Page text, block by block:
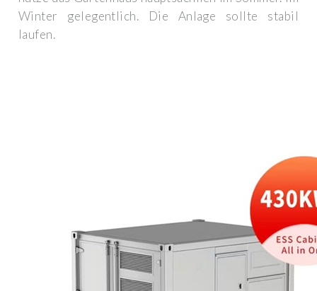
Winter gelegentlich. Die Anlage sollte stabil
laufen.